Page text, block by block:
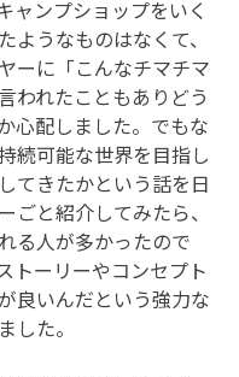
ャンプショップをいく
ようなものはなくて、
ーに「こんなチマチマ
われたこともありどう
心配しました。でもな
続可能な世界を目指し
てきたかという話を日
ごと紹介してみたら、
る人が多かったので
トーリーやコンセプト
良いんだという強力な
した。